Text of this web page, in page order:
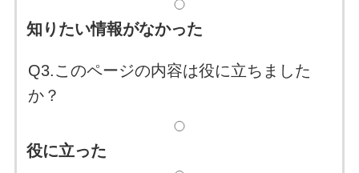
知りたい情報がなかった
Q3.このページの内容は役に立ちました
か？
役に立った